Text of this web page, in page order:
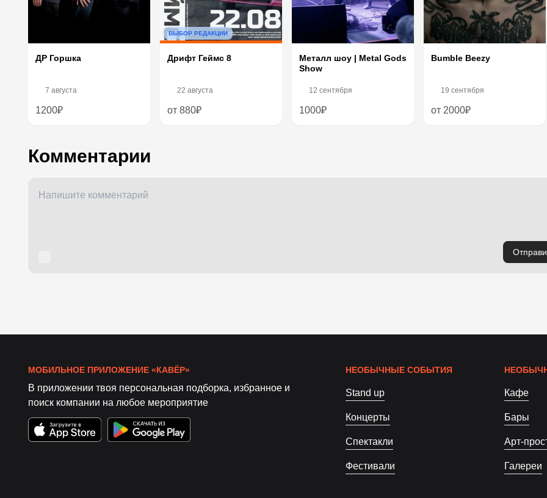
ДР Горшка
7 августа
1200₽
ВЫБОР РЕДАКЦИИ
Дрифт Геймс 8
22 августа
от 880₽
Металл шоу | Metal Gods
Show
12 сентября
1000₽
Bumble Beezy
19 сентября
от 2000₽
Комментарии
МОБИЛЬНОЕ ПРИЛОЖЕНИЕ «КАВЁР»
В приложении твоя персональная подборка, избранное и
поиск компании на любое мероприятие
НЕОБЫЧНЫЕ СОБЫТИЯ
Stand up
Концерты
Спектакли
Фестивали
Кафе
Бары
Арт-
Галереи